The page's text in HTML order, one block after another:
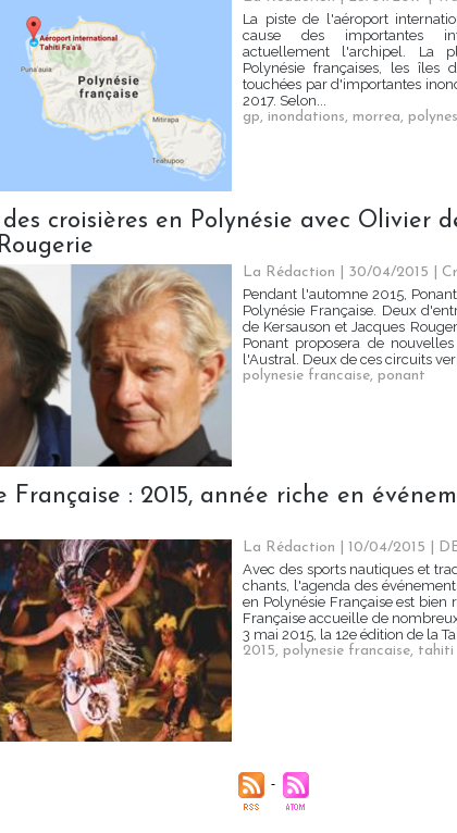
La piste de l'aéroport
cause des importantes
actuellement l'archipel. La
Polynésie françaises, les îles
touchées par d'importantes
2017. Selon...
gp, inondations, morrea,
croisières en Polynésie avec Olivier
La Rédaction | 30/04/2015
Pendant l'automne 2015,
Polynésie Française. Deux
de Kersauson et Jacques
Ponant proposera de
l'Austral. Deux de ces circuits
polynesie francaise, ponant
Française : 2015, année riche en
La Rédaction | 10/04/2015
Avec des sports nautiques et
chants, l'agenda des
en Polynésie Française est bien
Française accueille de
3 mai 2015, la 12e édition de la
2015, polynesie francaise, tahiti